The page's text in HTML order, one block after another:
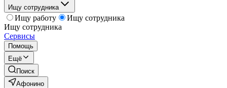
Ищу сотрудника
Ищу работу
Ищу сотрудника
Ищу сотрудника
Сервисы
Помощь
Ещё
Поиск
Афонино